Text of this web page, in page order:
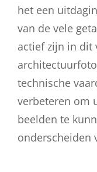
het een
van de vele
actief zijn in dit
technische
verbeteren om
beelden te
onderscheiden